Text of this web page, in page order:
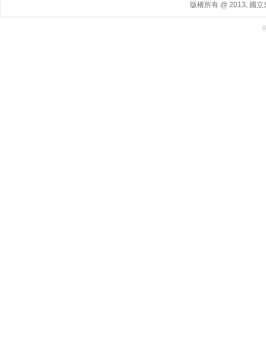
版權所有 @ 2013, 國